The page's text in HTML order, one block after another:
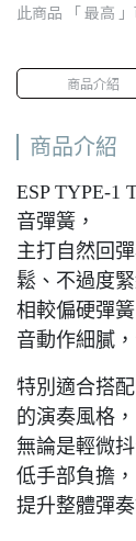
此商品 「 最高
商品介紹
商品介紹
ESP TYPE-1
音彈簧，
主打自然回
鬆、不過度
相較偏硬彈
音動作細膩
特別適合搭
的演奏風格，
無論是輕微
低手部負擔，
提升整體彈